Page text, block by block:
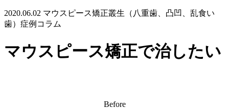
2020.06.02 マウスピース矯正叢生（八重歯、凸凹、乱食い
歯） 症例コラム
マウスピース矯正で治したい
Before